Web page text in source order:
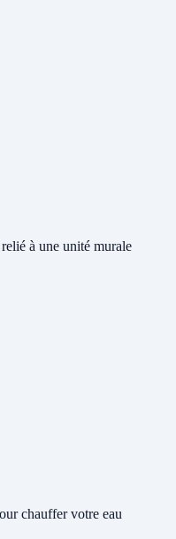
à une unité murale
chauffer votre eau